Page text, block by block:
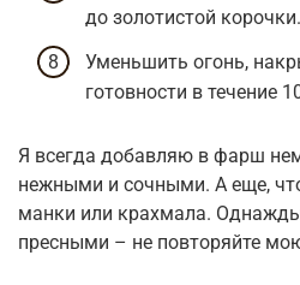
до золотистой корочки.
Уменьшить огонь,
готовности в течение
Я всегда добавляю в фарш
нежными и сочными. А еще,
манки или крахмала.
пресными – не повторяйте